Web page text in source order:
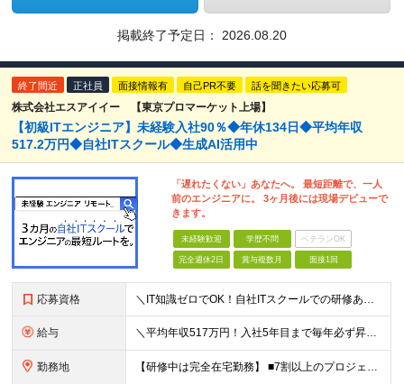
掲載終了予定日： 2026.08.20
終了間近 正社員 面接情報有 自己PR不要 話を聞きたい応募可
株式会社エスアイイー 【東京プロマーケット上場】
【初級ITエンジニア】未経験入社90％◆年休134日◆平均年収
517.2万円◆自社ITスクール◆生成AI活用中
「遅れたくない」あなたへ。 最短距離で、一人
前のエンジニアに。 3ヶ月後には現場デビューで
きます。
未経験歓迎 学歴不問 ベテランOK
完全週休2日 賞与複数月 面接1回
応募資格 ＼IT知識ゼロでOK！自社ITスクールでの研修あり／ ■完全未経験OK(文系出身70％) ■第二新卒歓迎 ■学歴不問 └社会人未経験の方も歓迎します！ 5名以上の採用を予定しているので、同期と入社も
給与 ＼平均年収517万円！入社5年目まで毎年必ず昇給／ ■賞与年3回 ■年収800万円以上も可 ■入社3年以上の平均年収469.2万円 月給23万2000円以上＋賞与年3回＋各種手当 ☆入社5年目まで最
勤務地 【研修中は完全在宅勤務】 ■7割以上のプロジェクトでリモートワークを導入 ■フルリモートもあり ■一都三県のプロジェクト先 ■転居を伴う転勤なし ＜プロジェクト先＞ 東京・神奈川・千葉・埼玉でのプロ